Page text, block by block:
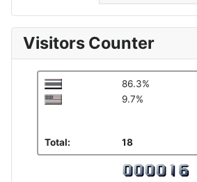
Visitors Counter
86.3%
9.7%
Total: 18